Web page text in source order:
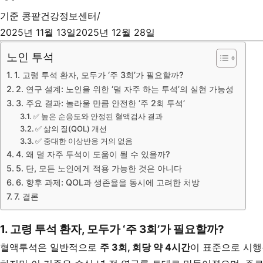
기준 콩팥건강정보센터
2025년 11월 13일2025년 12월 28일
노인 투석
1. 고령 투석 환자, 모두가 ‘주 3회’가 필요할까?
2. 연구 설계: 노인을 위한 ‘덜 자주 하는 투석’의 실현 가능성
3. 주요 결과: 놀라울 만큼 안전한 ‘주 2회 투석’
✅ 높은 순응도와 안정된 혈액검사 결과
✅ 삶의 질(QOL) 개선
✅ 중대한 이상반응 거의 없음
4. 왜 덜 자주 투석이 도움이 될 수 있을까?
5. 단, 모든 노인에게 적용 가능한 것은 아니다
6. 향후 과제: QOL과 생존율을 동시에 고려한 처방
7. 결론
1. 고령 투석 환자, 모두가 ‘주 3회’가 필요할까?
혈액투석은 일반적으로 주 3회, 회당 약 4시간이 표준으로 시